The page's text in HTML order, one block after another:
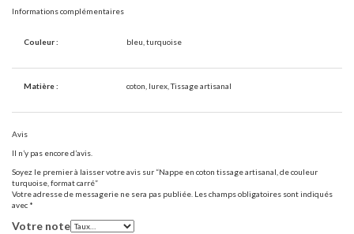
Informations complémentaires
Couleur : bleu, turquoise
Matière : coton, lurex, Tissage artisanal
Avis
Il n’y pas encore d’avis.
Soyez le premier à laisser votre avis sur “Nappe en coton tissage artisanal, de couleur
turquoise, format carré”
Votre adresse de messagerie ne sera pas publiée. Les champs obligatoires sont indiqués
avec *
Votre note